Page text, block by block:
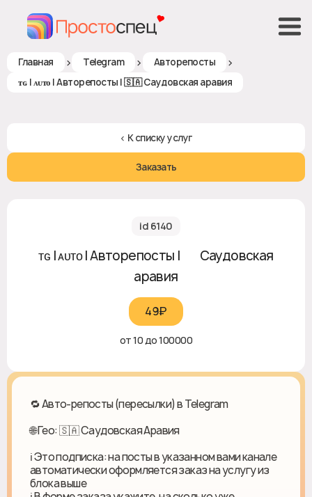
Главная > Telegram > Авторепосты >
ᴛɢ | ᴀᴜᴛᴏ | Авторепосты | 🇸🇦 Саудовская аравия
< К списку услуг
Заказать
id 6140
ᴛɢ | ᴀᴜᴛᴏ | Авторепосты | 🇸🇦 Саудовская
аравия
49₽‎
от 10 до 100000
🔁 Авто-репосты (пересылки) в Telegram
🌐 Гео: 🇸🇦 Саудовская Аравия
ℹ️ Это подписка: на посты в указанном вами канале
автоматически оформляется заказ на услугу из
блока выше